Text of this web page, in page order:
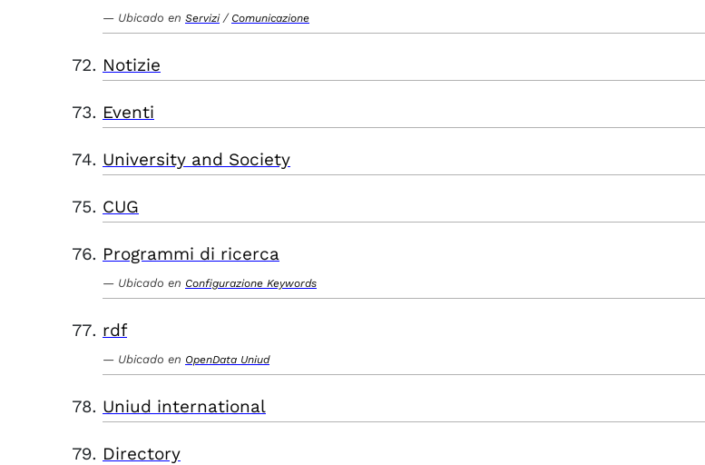
Ubicado en Servizi / Comunicazione
Notizie
Eventi
University and Society
CUG
Programmi di ricerca
Ubicado en Configurazione Keywords
rdf
Ubicado en OpenData Uniud
Uniud international
Directory